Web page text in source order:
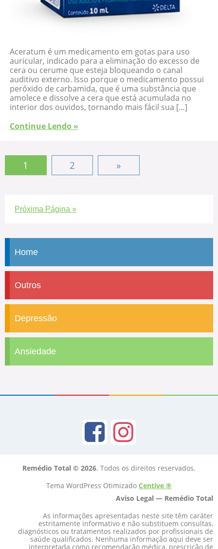
Aceratum é um medicamento em gotas para uso
auricular, indicado para a eliminação do excesso de
cera ou cerume que esteja bloqueando o canal
auditivo externo. Isso porque o medicamento possui
peróxido de carbamida, que é uma substância que
amolece e dissolve a cera que está acumulada no
interior dos ouvidos, tornando mais fácil sua […]
Continue Lendo »
1 2 »
Próxima Página »
Home
Outros
Depressão
Ansiedade
Remédio Total © 2026. Todos os direitos reservados.
Tema WordPress Otimizado Centive ®
Aviso Legal — Remédio Total
As informações apresentadas neste site têm caráter
estritamente informativo e não substituem consultas,
diagnósticos ou tratamentos realizados por profissionais de
saúde qualificados. Nenhuma informação aqui deve ser
interpretada como recomendação médica, prescrição de